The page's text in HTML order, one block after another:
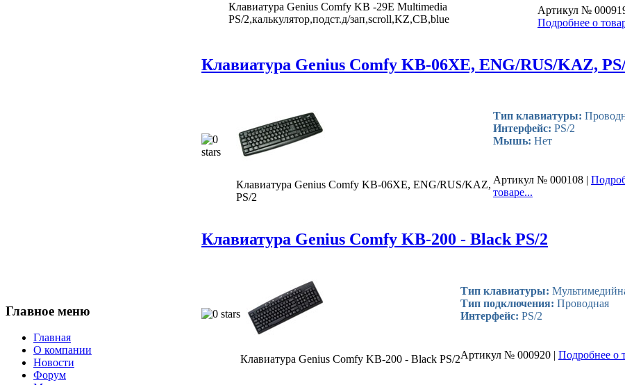
Главное меню
Главная
О компании
Новости
Форум
Клавиатура Genius Comfy KB -29E Multimedia
PS/2,калькулятор,подст.д/зап,scroll,KZ,CB,blue
Артикул №
Подробнее о
Клавиатура Genius Comfy KB-06XE, ENG/RUS/KAZ,
Клавиатура Genius Comfy KB-06XE, ENG/RUS/KAZ,
PS/2
Тип клавиатуры:
Интерфейс: PS/2
Мышь: Нет
Артикул № 000108 |
товаре...
Клавиатура Genius Comfy KB-200 - Black PS/2
Клавиатура Genius Comfy KB-200 - Black PS/2
Тип клавиатуры:
Тип подключения: Проводная
Интерфейс: PS/2
Артикул № 000920 | Подробнее о